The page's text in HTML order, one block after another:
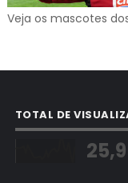
Veja os mascotes
TOTAL DE